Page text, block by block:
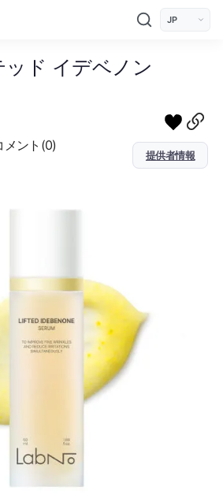
언어 선택
ド イデベノン
提供者情報
メント(0)